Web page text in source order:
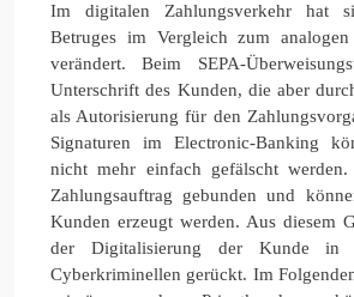
Im digitalen Zahlungsverkehr hat
Betruges im Vergleich zum analogen
verändert. Beim SEPA-
Unterschrift des Kunden, die aber
als Autorisierung für den
Signaturen im Electronic-Banking
nicht mehr einfach gefälscht
Zahlungsauftrag gebunden und
Kunden erzeugt werden. Aus diesem
der Digitalisierung der Kunde in
Cyberkriminellen gerückt. Im